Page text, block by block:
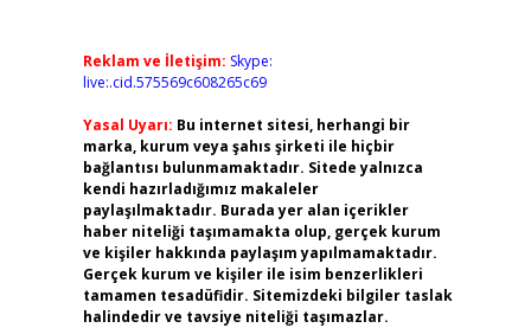
Reklam ve İletişim: Skype:
live:.cid.575569c608265c69
Yasal Uyarı: Bu internet sitesi, herhangi bir
marka, kurum veya şahıs şirketi ile hiçbir
bağlantısı bulunmamaktadır. Sitede yalnızca
kendi hazırladığımız makaleler
paylaşılmaktadır. Burada yer alan içerikler
haber niteliği taşımamakta olup, gerçek kurum
ve kişiler hakkında paylaşım yapılmamaktadır.
Gerçek kurum ve kişiler ile isim benzerlikleri
tamamen tesadüfidir. Sitemizdeki bilgiler taslak
halindedir ve tavsiye niteliği taşımazlar.